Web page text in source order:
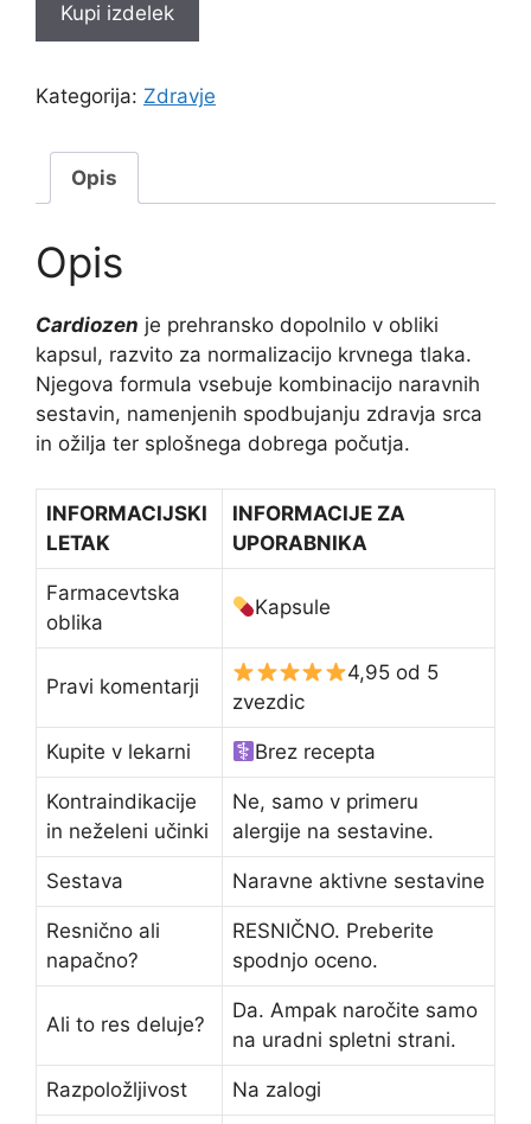
Kupi izdelek
Kategorija: Zdravje
Opis
Opis
Cardiozen je prehransko dopolnilo v obliki
kapsul, razvito za normalizacijo krvnega tlaka.
Njegova formula vsebuje kombinacijo naravnih
sestavin, namenjenih spodbujanju zdravja srca
in ožilja ter splošnega dobrega počutja.
INFORMACIJSKI
LETAK
INFORMACIJE ZA
UPORABNIKA
Farmacevtska
oblika
Kapsule
Pravi komentarji
4,95 od 5
zvezdic
Kupite v lekarni Brez recepta
Kontraindikacije
in neželeni učinki
Ne, samo v primeru
alergije na sestavine.
Sestava Naravne aktivne sestavine
Resnično ali
napačno?
RESNIČNO. Preberite
spodnjo oceno.
Ali to res deluje?
Da. Ampak naročite samo
na uradni spletni strani.
Razpoložljivost Na zalogi